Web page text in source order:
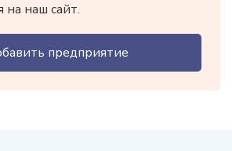
на наш сайт.
предприятие